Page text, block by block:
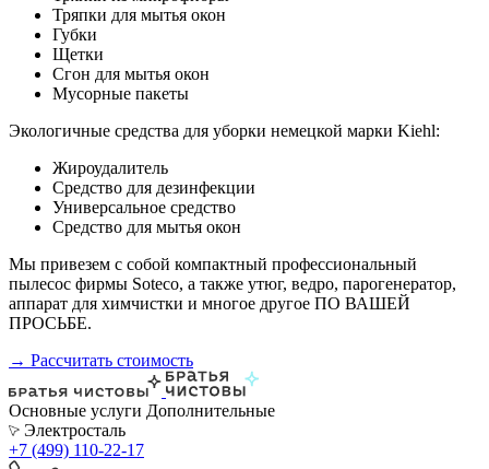
Тряпки для мытья окон
Губки
Щетки
Сгон для мытья окон
Мусорные пакеты
Экологичные средства для уборки немецкой марки Kiehl:
Жироудалитель
Средство для дезинфекции
Универсальное средство
Средство для мытья окон
Мы привезем с собой компактный профессиональный
пылесос фирмы Soteco, а также утюг, ведро, парогенератор,
аппарат для химчистки и многое другое ПО ВАШЕЙ
ПРОСЬБЕ.
→ Рассчитать стоимость
Основные услуги Дополнительные
Электросталь
+7 (499) 110-22-17